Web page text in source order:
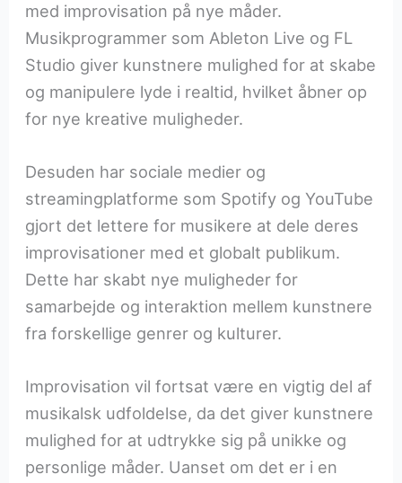
med improvisation på nye måder.
Musikprogrammer som Ableton Live og FL
Studio giver kunstnere mulighed for at skabe
og manipulere lyde i realtid, hvilket åbner op
for nye kreative muligheder.
Desuden har sociale medier og
streamingplatforme som Spotify og YouTube
gjort det lettere for musikere at dele deres
improvisationer med et globalt publikum.
Dette har skabt nye muligheder for
samarbejde og interaktion mellem kunstnere
fra forskellige genrer og kulturer.
Improvisation vil fortsat være en vigtig del af
musikalsk udfoldelse, da det giver kunstnere
mulighed for at udtrykke sig på unikke og
personlige måder. Uanset om det er i en